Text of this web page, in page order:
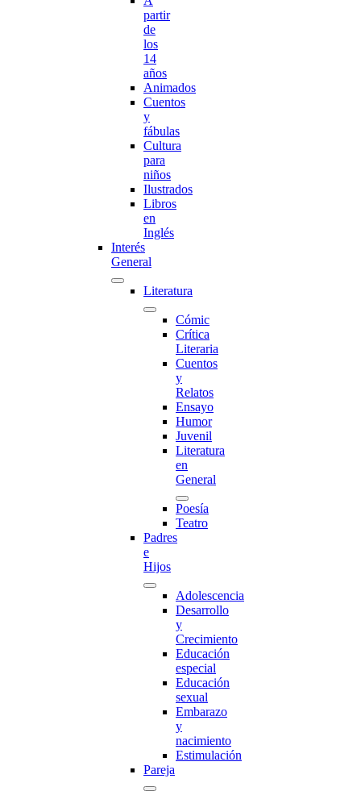
partir
de
los
14
años
Animados
Cuentos
y
fábulas
Cultura
para
niños
Ilustrados
Libros
en
Inglés
Interés
General
Literatura
Cómic
Crítica
Literaria
Cuentos
y
Relatos
Ensayo
Humor
Juvenil
Literatura
en
General
Poesía
Teatro
Padres
e
Hijos
Adolescencia
Desarrollo
y
Crecimiento
Educación
especial
Educación
sexual
Embarazo
y
nacimiento
Estimulación
Pareja